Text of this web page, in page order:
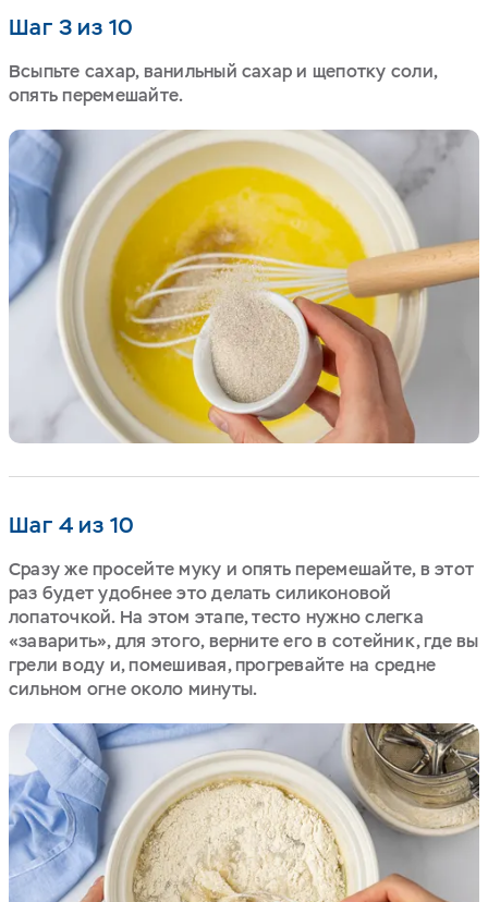
Шаг 3 из 10
Всыпьте сахар, ванильный сахар и щепотку соли,
опять перемешайте.
Шаг 4 из 10
Сразу же просейте муку и опять перемешайте, в этот
раз будет удобнее это делать силиконовой
лопаточкой. На этом этапе, тесто нужно слегка
«заварить», для этого, верните его в сотейник, где вы
грели воду и, помешивая, прогревайте на средне
сильном огне около минуты.